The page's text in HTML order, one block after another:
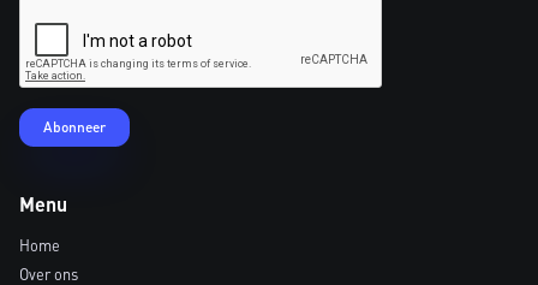
Menu
Home
Over ons